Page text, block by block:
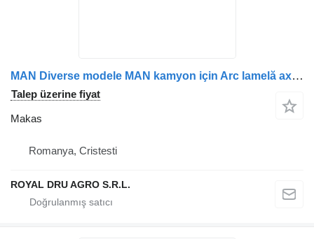
MAN Diverse modele MAN kamyon için Arc lamelă axă față dreapta – coduri multiple makas
Talep üzerine fiyat
Makas
Romanya, Cristesti
ROYAL DRU AGRO S.R.L.